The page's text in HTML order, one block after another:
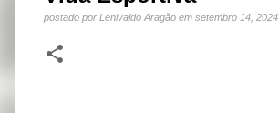
postado por Lenivaldo Aragão em setembro 14, 2024